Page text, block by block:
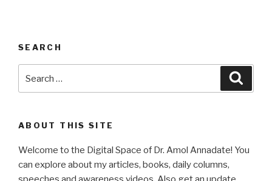
SEARCH
for:
ABOUT THIS SITE
Welcome to the Digital Space of Dr. Amol Annadate! You
can explore about my articles, books, daily columns,